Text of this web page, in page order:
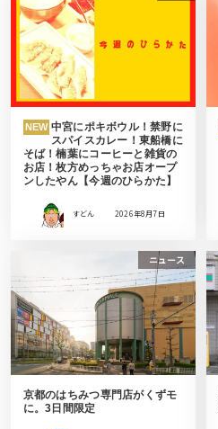
NEW 中宮にポキボウル！禁野に
スパイスカレー！東船橋に
そば！楠葉にコーヒーと雑貨の
お店！枚方めっちゃお店オープ
ンしたやん【今週のひらかた】
すどん 2026年8月7日
ニュース
京都のはちみつ専門店がくずモ
に。3日間限定